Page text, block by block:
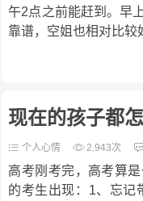
午2点之前能赶到。早
靠谱，空姐也相对比较
现在的孩子都
个人心情 2,943次
高考刚考完，高考算
的考生出现：1、忘记